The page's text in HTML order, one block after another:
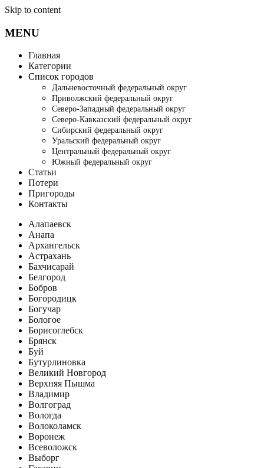
Skip to content
MENU
Главная
Категории
Список городов
Дальневосточный федеральный округ
Приволжский федеральный округ
Северо-Западный федеральный округ
Северо-Кавказский федеральный округ
Сибирский федеральный округ
Уральский федеральный округ
Центральный федеральный округ
Южный федеральный округ
Статьи
Потери
Пригороды
Контакты
Алапаевск
Анапа
Архангельск
Астрахань
Бахчисарай
Белгород
Бобров
Богородицк
Богучар
Бологое
Борисоглебск
Брянск
Буй
Бутурлиновка
Великий Новгород
Верхняя Пышма
Владимир
Волгоград
Вологда
Волоколамск
Воронеж
Всеволожск
Выборг